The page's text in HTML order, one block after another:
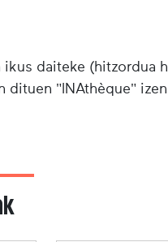
daiteke (hitzordua
dituen "INAthèque"